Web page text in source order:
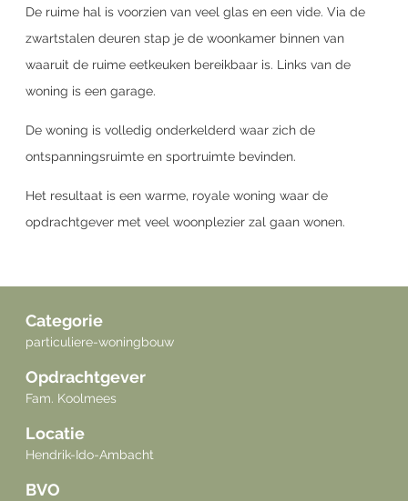
De ruime hal is voorzien van veel glas en een vide. Via de
zwartstalen deuren stap je de woonkamer binnen van
waaruit de ruime eetkeuken bereikbaar is. Links van de
woning is een garage.
De woning is volledig onderkelderd waar zich de
ontspanningsruimte en sportruimte bevinden.
Het resultaat is een warme, royale woning waar de
opdrachtgever met veel woonplezier zal gaan wonen.
Categorie
particuliere-woningbouw
Opdrachtgever
Fam. Koolmees
Locatie
Hendrik-Ido-Ambacht
BVO